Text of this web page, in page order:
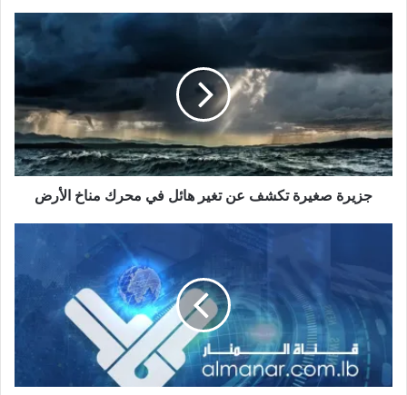
عن
تغير
هائل
في
محرك
مناخ
الأرضجزيرة صغيرة تكشف عن تغير هائل في محرك مناخ الأرض
المرحة
تم
إطلاق
أكبر
كمية